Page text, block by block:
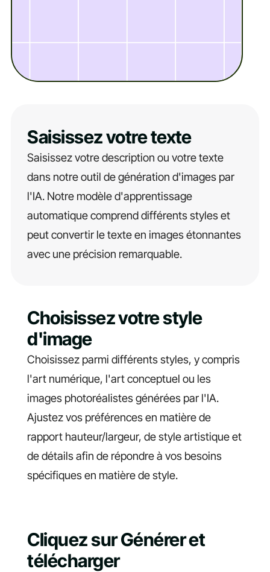
Saisissez votre texte
Saisissez votre description ou votre texte
dans notre outil de génération d'images par
l'IA. Notre modèle d'apprentissage
automatique comprend différents styles et
peut convertir le texte en images étonnantes
avec une précision remarquable.
Choisissez votre style
d'image
Choisissez parmi différents styles, y compris
l'art numérique, l'art conceptuel ou les
images photoréalistes générées par l'IA.
Ajustez vos préférences en matière de
rapport hauteur/largeur, de style artistique et
de détails afin de répondre à vos besoins
spécifiques en matière de style.
Cliquez sur Générer et
télécharger